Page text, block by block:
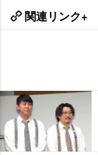
関連リンク+